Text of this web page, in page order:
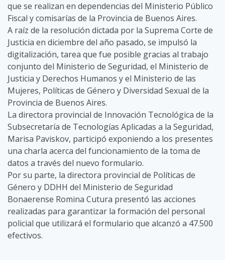
que se realizan en dependencias del Ministerio Público
Fiscal y comisarías de la Provincia de Buenos Aires.
A raíz de la resolución dictada por la Suprema Corte de
Justicia en diciembre del año pasado, se impulsó la
digitalización, tarea que fue posible gracias al trabajo
conjunto del Ministerio de Seguridad, el Ministerio de
Justicia y Derechos Humanos y el Ministerio de las
Mujeres, Políticas de Género y Diversidad Sexual de la
Provincia de Buenos Aires.
La directora provincial de Innovación Tecnológica de la
Subsecretaría de Tecnologías Aplicadas a la Seguridad,
Marisa Paviskov, participó exponiendo a los presentes
una charla acerca del funcionamiento de la toma de
datos a través del nuevo formulario.
Por su parte, la directora provincial de Políticas de
Género y DDHH del Ministerio de Seguridad
Bonaerense Romina Cutura presentó las acciones
realizadas para garantizar la formación del personal
policial que utilizará el formulario que alcanzó a 47.500
efectivos.​